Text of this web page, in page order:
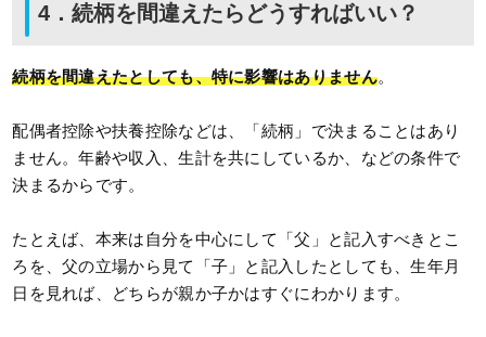
4．続柄を間違えたらどうすればいい？
続柄を間違えたとしても、特に影響はありません。
配偶者控除や扶養控除などは、「続柄」で決まることはあり
ません。年齢や収入、生計を共にしているか、などの条件で
決まるからです。
たとえば、本来は自分を中心にして「父」と記入すべきとこ
ろを、父の立場から見て「子」と記入したとしても、生年月
日を見れば、どちらが親か子かはすぐにわかります。